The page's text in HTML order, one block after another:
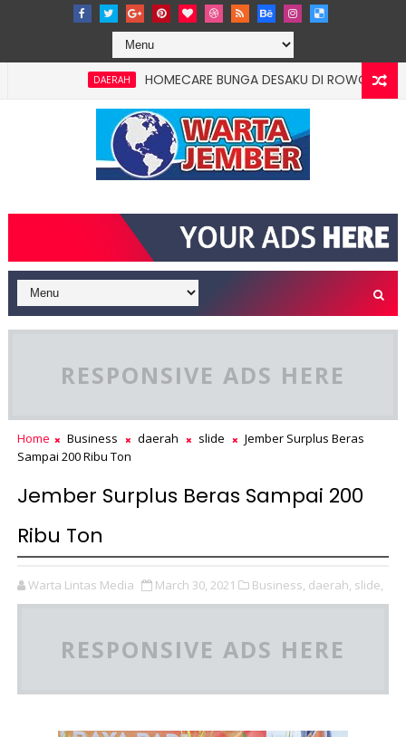
HOMECARE BUNGA DESAKU DI ROWOTAMTU:
RESPONSIVE ADS HERE
Home Business daerah slide
Jember Surplus Beras
Sampai 200 Ribu Ton
Jember Surplus Beras Sampai 200
Ribu Ton
Warta Lintas Media March 30, 2021 Business, daerah, slide,
RESPONSIVE ADS HERE